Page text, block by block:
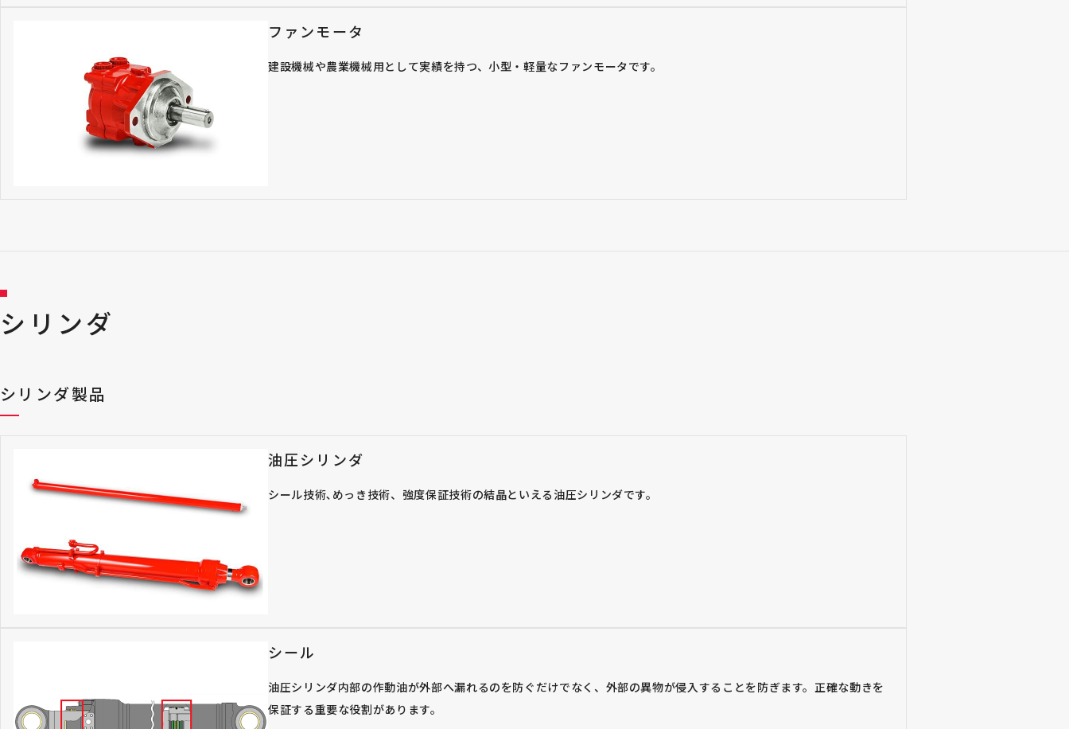
ファンモータ
建設機械や農業機械用として実績を持つ、小型・軽量なファンモータです。
シリンダ
シリンダ製品
油圧シリンダ
シール技術､めっき技術、強度保証技術の結晶といえる油圧シリンダです。
シール
油圧シリンダ内部の作動油が外部へ漏れるのを防ぐだけでなく、外部の異物が侵入することを防ぎます。正確な動きを
保証する重要な役割があります。